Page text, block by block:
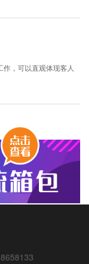
，可以直观体现客人